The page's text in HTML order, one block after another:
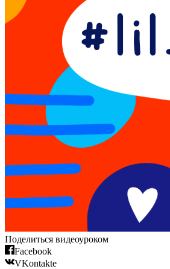
Поделиться видеоуроком
Facebook
VKontakte